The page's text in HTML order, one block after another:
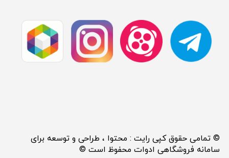
© تمامی حقوق کپی رایت : محتوا ، طراحی و توسعه برای
سامانه فروشگاهی ادوات محفوظ است ©